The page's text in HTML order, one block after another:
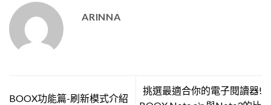
ARINNA
BOOX功能篇-刷新模式介紹
挑選最適合你的電子閱讀器!